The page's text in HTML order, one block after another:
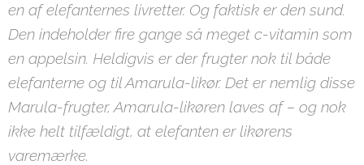
en af elefanternes livretter. Og faktisk er den sund.
Den indeholder fire gange så meget c-vitamin som
en appelsin. Heldigvis er der frugter nok til både
elefanterne og til Amarula-likør. Det er nemlig disse
Marula-frugter, Amarula-likøren laves af – og nok
ikke helt tilfældigt, at elefanten er likørens
varemærke.